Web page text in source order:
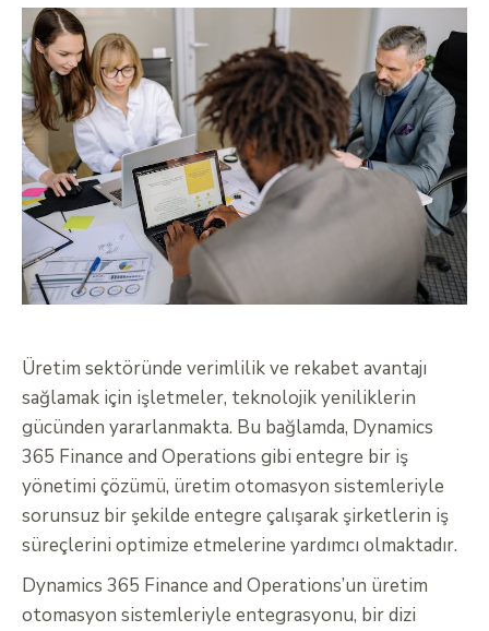
Üretim sektöründe verimlilik ve rekabet avantajı
sağlamak için işletmeler, teknolojik yeniliklerin
gücünden yararlanmakta. Bu bağlamda, Dynamics
365 Finance and Operations gibi entegre bir iş
yönetimi çözümü, üretim otomasyon sistemleriyle
sorunsuz bir şekilde entegre çalışarak şirketlerin iş
süreçlerini optimize etmelerine yardımcı olmaktadır.
Dynamics 365 Finance and Operations’un üretim
otomasyon sistemleriyle entegrasyonu, bir dizi